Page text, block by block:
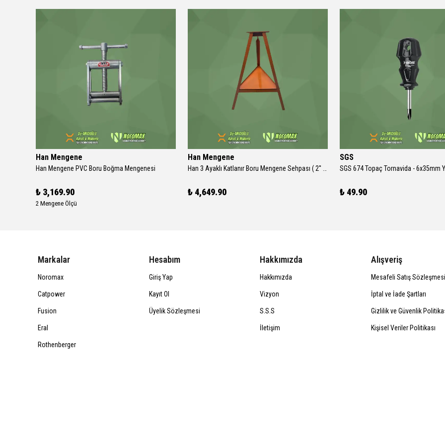
Han Mengene
Han Mengene PVC Boru Boğma Mengenesi
₺ 3,169.90
2 Mengene Ölçü
Han Mengene
₺ 4,649.90
SGS
₺ 49.90
Markalar
Noromax
Catpower
Fusion
Eral
Rothenberger
Hesabım
Giriş Yap
Kayıt Ol
Üyelik Sözleşmesi
Hakkımızda
Hakkımızda
Vizyon
S.S.S
İletişim
Alışveriş
Mesafeli Satış Sözleşmesi
İptal ve İade Şartları
Gizlilik ve Güvenlik
Kişisel Veriler Politikası